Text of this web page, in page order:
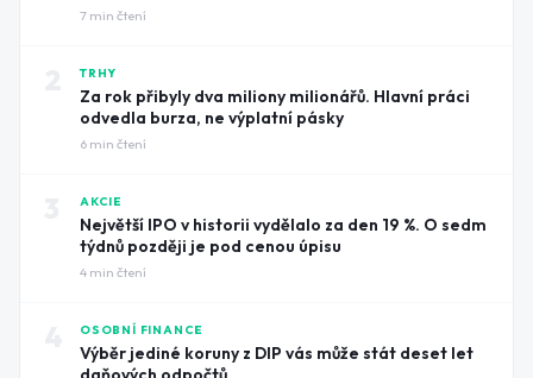
7 min čtení
TRHY
Za rok přibyly dva miliony milionářů. Hlavní práci
odvedla burza, ne výplatní pásky
6 min čtení
AKCIE
Největší IPO v historii vydělalo za den 19 %. O sedm
týdnů později je pod cenou úpisu
4 min čtení
OSOBNÍ FINANCE
Výběr jediné koruny z DIP vás může stát deset let